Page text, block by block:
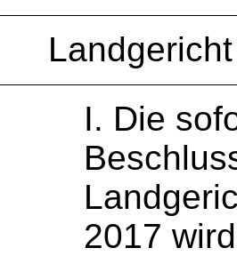
I. Die
2017